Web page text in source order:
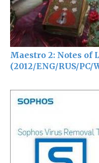
Maestro 2: Notes of
(2012/ENG/RUS/